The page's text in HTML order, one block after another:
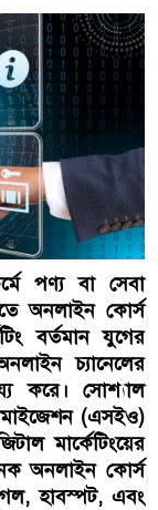
পণ্য বা সেবা
অনলাইন কোর্স
বর্তমান যুগের
চ্যানেলের
করে। সোশ্যাল
(এসইও)
মার্কেটিংয়ের
অনলাইন কোর্স
হাবস্পট, এবং